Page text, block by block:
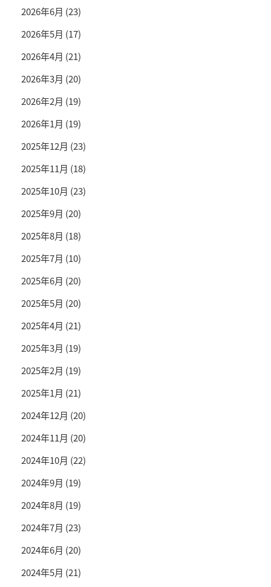
2026年6月 (23)
2026年5月 (17)
2026年4月 (21)
2026年3月 (20)
2026年2月 (19)
2026年1月 (19)
2025年12月 (23)
2025年11月 (18)
2025年10月 (23)
2025年9月 (20)
2025年8月 (18)
2025年7月 (10)
2025年6月 (20)
2025年5月 (20)
2025年4月 (21)
2025年3月 (19)
2025年2月 (19)
2025年1月 (21)
2024年12月 (20)
2024年11月 (20)
2024年10月 (22)
2024年9月 (19)
2024年8月 (19)
2024年7月 (23)
2024年6月 (20)
2024年5月 (21)